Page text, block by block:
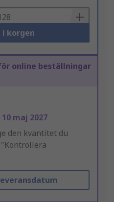
i korgen
online beställningar
10 maj 2027
den kvantitet du
"Kontrollera